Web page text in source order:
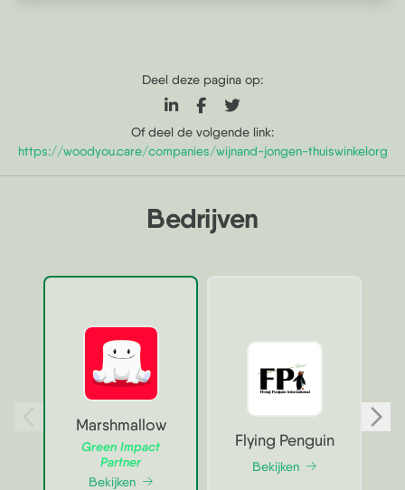
Deel deze pagina op:
Of deel de volgende link:
https://woodyou.care/companies/wijnand-jongen-thuiswinkelorg
Bedrijven
Marshmallow
Green Impact
Partner
Bekijken
Flying Penguin
Bekijken